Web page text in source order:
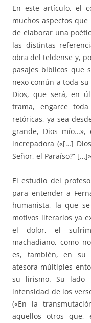
En este artículo, el
muchos aspectos
de elaborar una
las distintas
obra del teldense y,
pasajes bíblicos que
nexo común a toda
Dios, que será, en
trama, engarce
retóricas, ya sea
grande, Dios mío…»,
increpadora («[…]
Señor, el Paraíso?”
El estudio del
para entender a
humanista, la que
motivos literarios ya
el dolor, el
machadiano, como
es, también, en su
atesora múltiples
su lirismo. Su lado
intensidad de los
(«En la
aquellos otros que,